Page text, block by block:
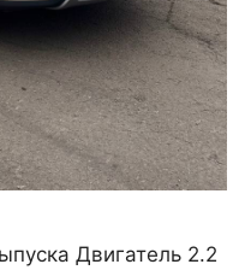
Двигатель 2.2